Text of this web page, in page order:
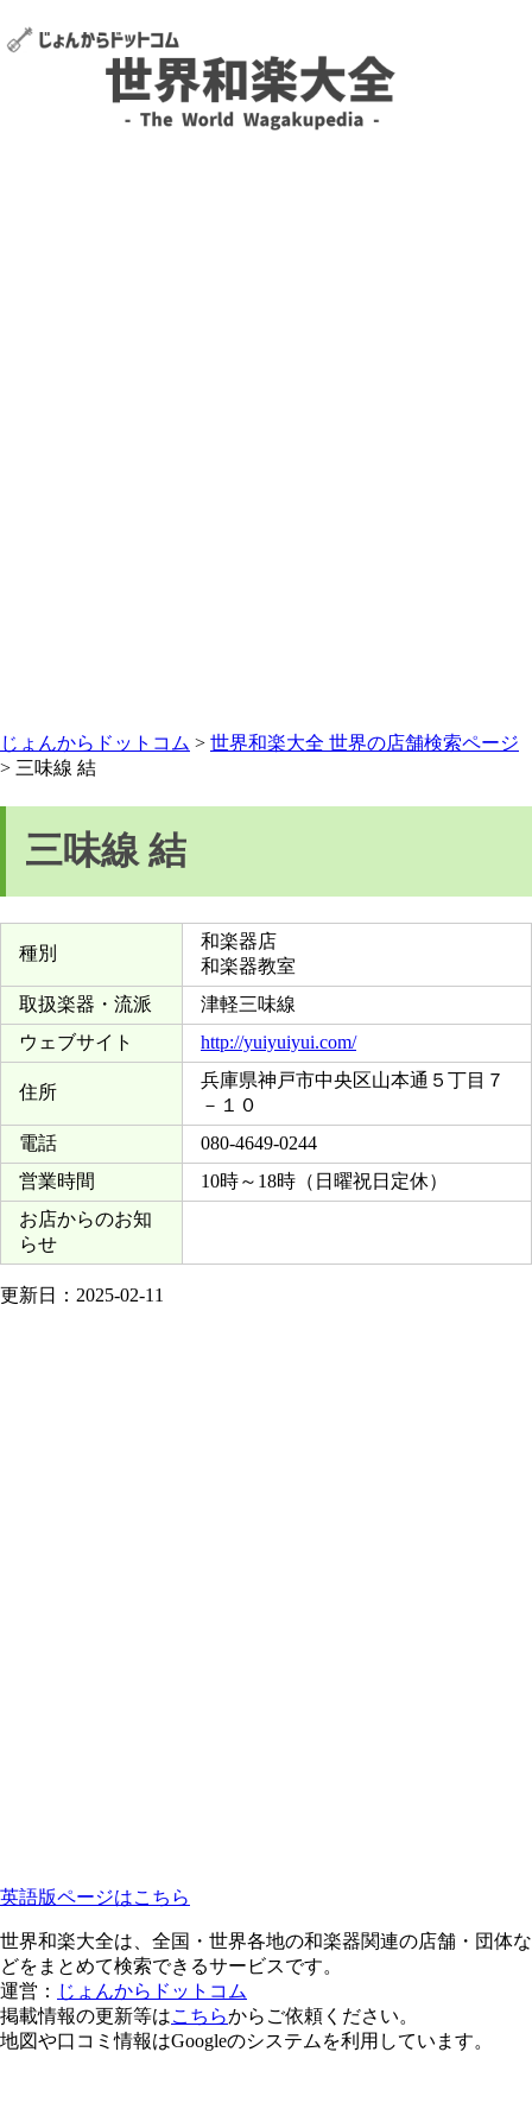
じょんからドットコム > 世界和楽大全 世界の店舗検索ページ
> 三味線 結
三味線 結
種別
和楽器店
和楽器教室
取扱楽器・流派
津軽三味線
ウェブサイト
http://yuiyuiyui.com/
住所
兵庫県神戸市中央区山本通５丁目７
－１０
電話
080-4649-0244
営業時間
10時～18時（日曜祝日定休）
お店からのお知
らせ
更新日：2025-02-11
英語版ページはこちら
世界和楽大全は、全国・世界各地の和楽器関連の店舗・団体な
どをまとめて検索できるサービスです。
運営： じょんからドットコム
掲載情報の更新等はこちらからご依頼ください。
地図や口コミ情報はGoogleのシステムを利用しています。